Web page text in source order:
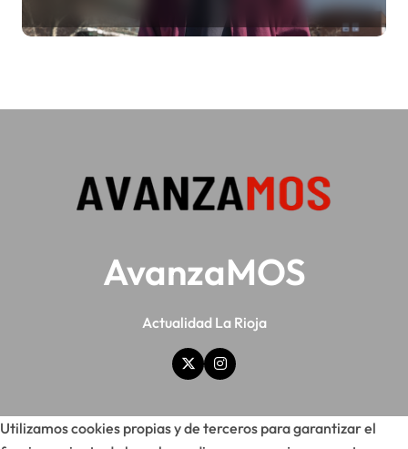
AvanzaMOS
Actualidad La Rioja
Utilizamos cookies propias y de terceros para garantizar el